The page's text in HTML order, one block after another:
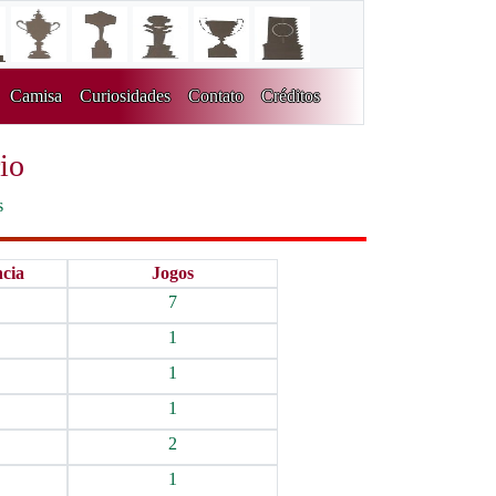
Camisa Curiosidades Contato Créditos
Jogos
7
1
1
1
2
1